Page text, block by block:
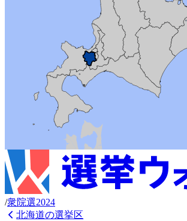
/衆院選2024
北海道の選挙区